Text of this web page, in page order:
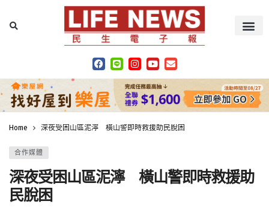
Home 深夜受困山區泥濘 橫山警即時救援助民脫困
合作媒體
深夜受困山區泥濘 橫山警即時救援助
民脫困